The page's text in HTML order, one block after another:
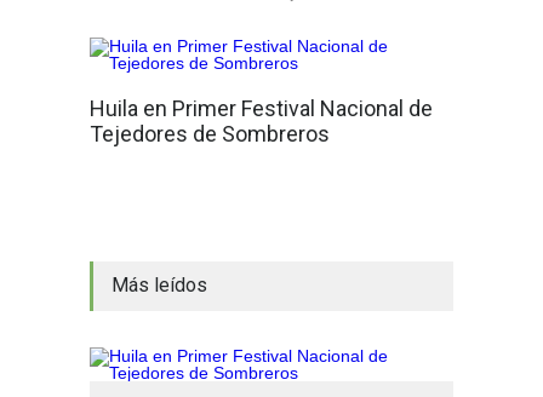
Huila en Primer Festival Nacional de
Tejedores de Sombreros
Más leídos